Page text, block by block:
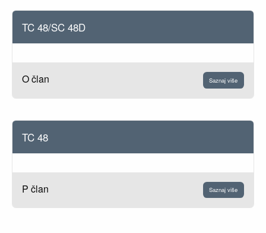
TC 48/SC 48D
O član Saznaj više
TC 48
P član Saznaj više